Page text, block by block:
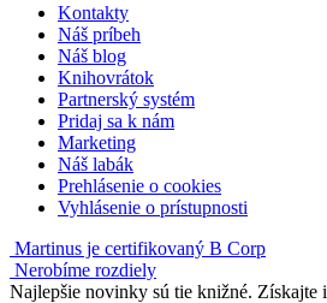
Kontakty
Náš príbeh
Náš blog
Knihovrátok
Partnerský systém
Pridaj sa k nám
Marketing
Náš labák
Prehlásenie o cookies
Vyhlásenie o prístupnosti
Martinus je certifikovaný B Corp
Nerobíme rozdiely
Najlepšie novinky sú tie knižné. Získajte